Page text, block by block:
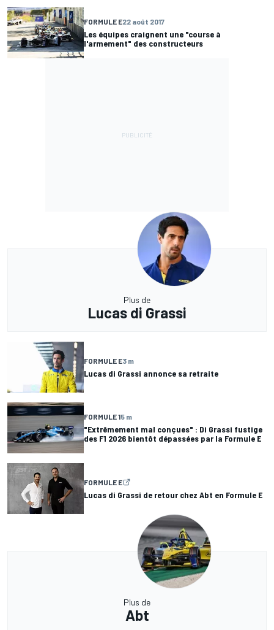
FORMULE E22 août 2017
Les équipes craignent une "course à
l'armement" des constructeurs
Plus de
Lucas di Grassi
FORMULE E3 m
Lucas di Grassi annonce sa retraite
FORMULE 15 m
"Extrêmement mal conçues" : Di Grassi fustige
des F1 2026 bientôt dépassées par la Formule E
FORMULE E
Lucas di Grassi de retour chez Abt en Formule E
Plus de
Abt